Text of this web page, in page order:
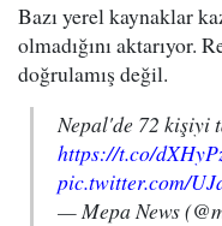
Bazı yerel kaynaklar
olmadığını aktarıyor.
doğrulamış değil.
Nepal'de 72 kişiyi
https://t.co/
pic.twitter.com/
— Mepa News